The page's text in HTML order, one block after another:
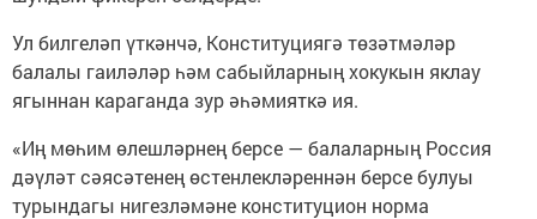
Ул билгеләп үткәнчә, Конституциягә төзәтмәләр
балалы гаиләләр һәм сабыйларның хокукын яклау
ягыннан караганда зур әһәмияткә ия.
«Иң мөһим өлешләрнең берсе — балаларның Россия
дәүләт сәясәтенең өстенлекләреннән берсе булуы
турындагы нигезләмәне конституцион норма